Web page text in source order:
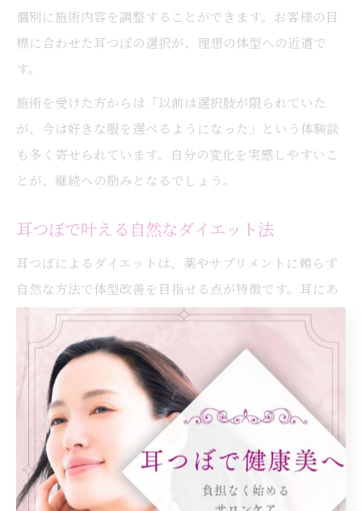
個別に施術内容を調整することができます。お客様の目
標に合わせた耳つぼの選択が、理想の体型への近道で
す。
施術を受けた方からは「以前は選択肢が限られていた
が、今は好きな服を選べるようになった」という体験談
も多く寄せられています。自分の変化を実感しやすいこ
とが、継続への励みとなるでしょう。
耳つぼで叶える自然なダイエット法
耳つぼによるダイエットは、薬やサプリメントに頼らず
自然な方法で体型改善を目指せる点が特徴です。耳にあ
る複数のつぼを刺激することで、食欲の抑制や消化機能
のサポート、体内バランスの調整が期待できます。大阪
府大阪市都島区の施術サロンでも、健康的なダイエット
をサポートしています。
この方法は、体の内側から無理なく痩身を目指す方や、
リバウンドを避けたい方におすすめです。施術ではカウ
ンセリングを重視し、体調や生活習慣に合わせた施術計
画を立てます。